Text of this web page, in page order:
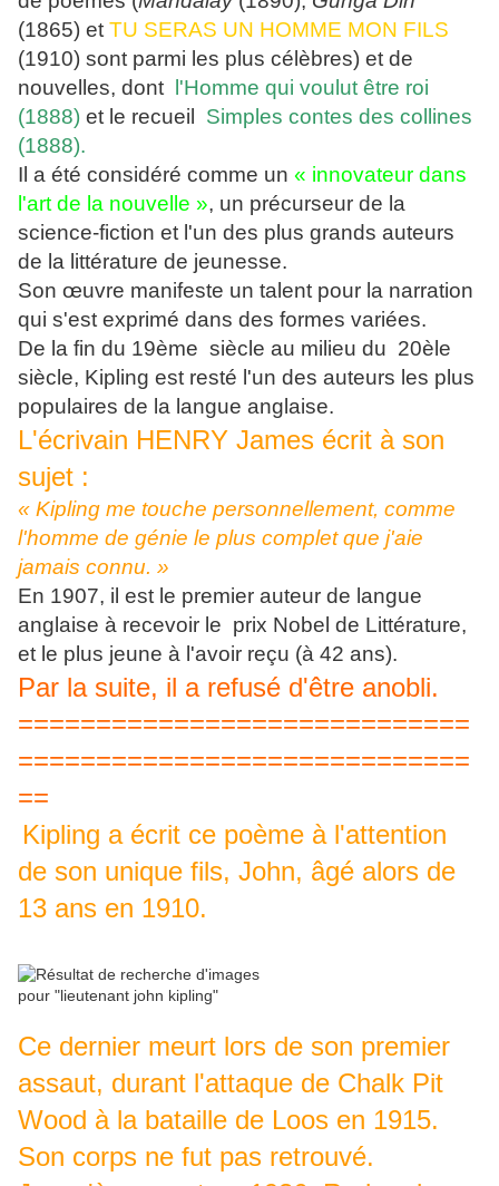
(1865) et TU SERAS UN HOMME MON FILS
(1910) sont parmi les plus célèbres) et de
nouvelles, dont
l'Homme qui voulut être roi
(1888) et le recueil Simples contes des collines
(1888).
Il a été considéré comme un « innovateur dans
l'art de la nouvelle », un précurseur de la
science-fiction et l'un des plus grands auteurs
de la littérature de jeunesse.
Son œuvre manifeste un talent pour la narration
qui s'est exprimé dans des formes variées.
De la fin du 19ème siècle au milieu du 20èle
siècle, Kipling est resté l'un des auteurs les plus
populaires de la langue anglaise.
L'écrivain HENRY James écrit à son
sujet :
« Kipling me touche personnellement, comme
l'homme de génie le plus complet que j'aie
jamais connu. »
En 1907, il est le premier auteur de langue
anglaise à recevoir le prix Nobel de Littérature,
et le plus jeune à l'avoir reçu (à 42 ans).
Par la suite, il a refusé d'être anobli.
=============================
=============================
==
Kipling a écrit ce poème à l'attention
de son unique fils, John, âgé alors de
13 ans en 1910.
Ce dernier meurt lors de son premier
assaut, durant l'attaque de Chalk Pit
Wood à la bataille de Loos en 1915.
Son corps ne fut pas retrouvé.